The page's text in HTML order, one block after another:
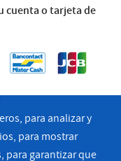
cuenta o tarjeta de
para analizar y
para mostrar
para garantizar que